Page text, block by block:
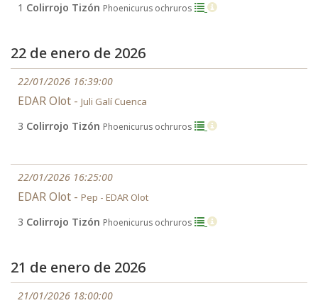
1 Colirrojo Tizón Phoenicurus ochruros
22 de enero de 2026
22/01/2026 16:39:00
EDAR Olot - Juli Galí Cuenca
3 Colirrojo Tizón Phoenicurus ochruros
22/01/2026 16:25:00
EDAR Olot - Pep - EDAR Olot
3 Colirrojo Tizón Phoenicurus ochruros
21 de enero de 2026
21/01/2026 18:00:00